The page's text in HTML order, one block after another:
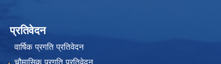
प्रतिवेदन
वार्षिक प्रगति प्रतिवेदन